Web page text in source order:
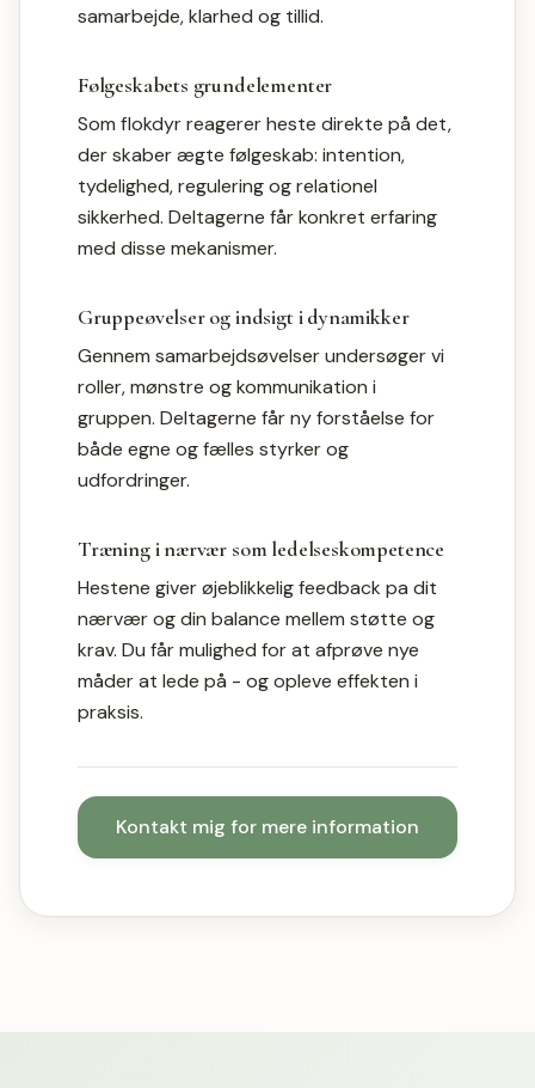
samarbejde, klarhed og tillid.
Følgeskabets grundelementer
Som flokdyr reagerer heste direkte på det,
der skaber ægte følgeskab: intention,
tydelighed, regulering og relationel
sikkerhed. Deltagerne får konkret erfaring
med disse mekanismer.
Gruppeøvelser og indsigt i dynamikker
Gennem samarbejdsøvelser undersøger vi
roller, mønstre og kommunikation i
gruppen. Deltagerne får ny forståelse for
både egne og fælles styrker og
udfordringer.
Træning i nærvær som ledelseskompetence
Hestene giver øjeblikkelig feedback pa dit
nærvær og din balance mellem støtte og
krav. Du får mulighed for at afprøve nye
måder at lede på - og opleve effekten i
praksis.
Kontakt mig for mere information